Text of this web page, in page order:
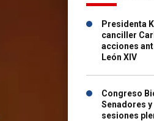
Presidenta
canciller
acciones
León XIV
Congreso
Senadores
sesiones